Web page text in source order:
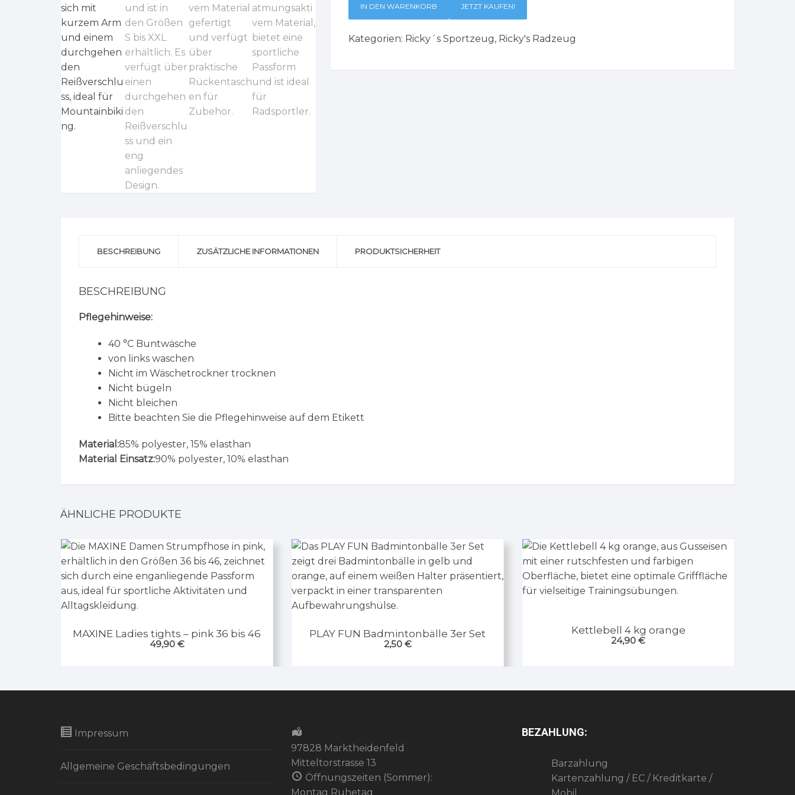
IN DEN WARENKORB JETZT KAUFEN!
Kategorien: Ricky´s Sportzeug, Ricky's Radzeug
BESCHREIBUNG ZUSÄTZLICHE INFORMATIONEN PRODUKTSICHERHEIT
BESCHREIBUNG
Pflegehinweise:
40 °C Buntwäsche
von links waschen
Nicht im Wäschetrockner trocknen
Nicht bügeln
Nicht bleichen
Bitte beachten Sie die Pflegehinweise auf dem Etikett
Material:85% polyester, 15% elasthan
Material Einsatz:90% polyester, 10% elasthan
ÄHNLICHE PRODUKTE
MAXINE Ladies tights – pink 36 bis 46
49,90 €
PLAY FUN Badmintonbälle 3er Set
2,50 €
Kettlebell 4 kg orange
24,90 €
Impressum
Allgemeine Geschäftsbedingungen
97828 Marktheidenfeld
Mitteltorstrasse 13
Öffnungszeiten (Sommer):
Montag Ruhetag
BEZAHLUNG:
Barzahlung
Kartenzahlung / EC / Kreditkarte /